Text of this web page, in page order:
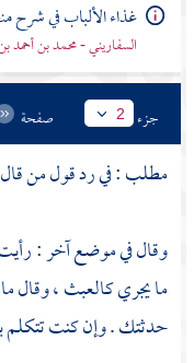
غذاء الألباب في شرح
السفاريني - محمد بن أحمد
جزء 2 صفحة
مطلب : في رد قول من قال
وقال في موضع آخر : رأيت
ما يجري كالعبث ، وقال ما
حدثتك . وإن كنت